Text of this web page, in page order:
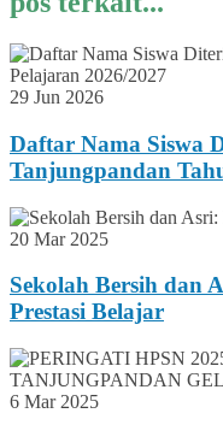
29 Jun 2026
Daftar Nama Siswa
Tanjungpandan
20 Mar 2025
Sekolah Bersih dan
Prestasi Belajar
6 Mar 2025